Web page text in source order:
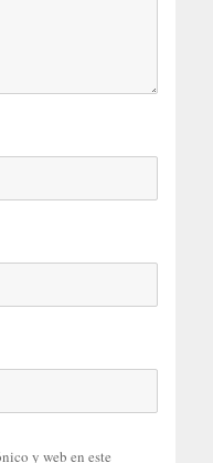
y web en este